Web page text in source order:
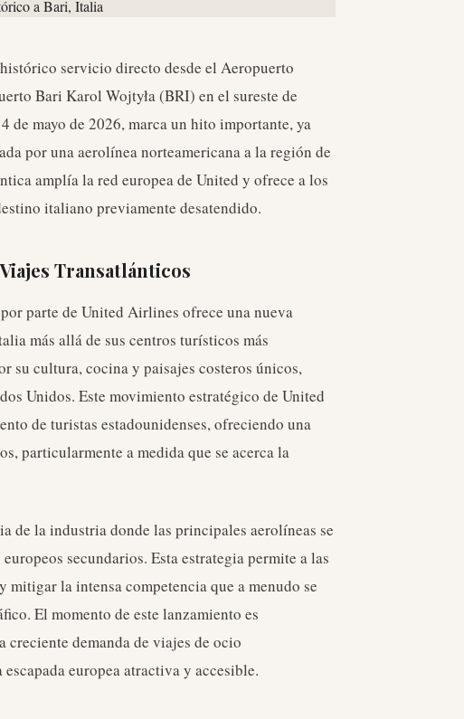
servicio directo desde el Aeropuerto
Bari Karol Wojtyła (BRI) en el sureste de
mayo de 2026, marca un hito importante, ya
por una aerolínea norteamericana a la región de
amplía la red europea de United y ofrece a los
italiano previamente desatendido.
Transatlánticos
parte de United Airlines ofrece una nueva
más allá de sus centros turísticos más
su cultura, cocina y paisajes costeros únicos,
Unidos. Este movimiento estratégico de United
de turistas estadounidenses, ofreciendo una
particularmente a medida que se acerca la
de la industria donde las principales aerolíneas se
secundarios. Esta estrategia permite a las
la intensa competencia que a menudo se
El momento de este lanzamiento es
creciente demanda de viajes de ocio
europea atractiva y accesible.